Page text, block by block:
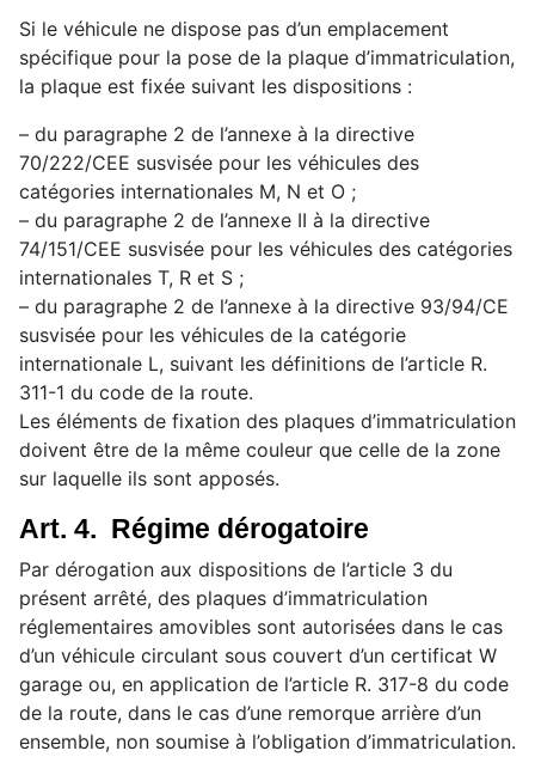
Si le véhicule ne dispose pas d’un emplacement
spécifique pour la pose de la plaque d’immatriculation,
la plaque est fixée suivant les dispositions :
– du paragraphe 2 de l’annexe à la directive
70/222/CEE susvisée pour les véhicules des
catégories internationales M, N et O ;
– du paragraphe 2 de l’annexe II à la directive
74/151/CEE susvisée pour les véhicules des catégories
internationales T, R et S ;
– du paragraphe 2 de l’annexe à la directive 93/94/CE
susvisée pour les véhicules de la catégorie
internationale L, suivant les définitions de l’article R.
311-1 du code de la route.
Les éléments de fixation des plaques d’immatriculation
doivent être de la même couleur que celle de la zone
sur laquelle ils sont apposés.
Art. 4. Régime dérogatoire
Par dérogation aux dispositions de l’article 3 du
présent arrêté, des plaques d’immatriculation
réglementaires amovibles sont autorisées dans le cas
d’un véhicule circulant sous couvert d’un certificat W
garage ou, en application de l’article R. 317-8 du code
de la route, dans le cas d’une remorque arrière d’un
ensemble, non soumise à l’obligation d’immatriculation.